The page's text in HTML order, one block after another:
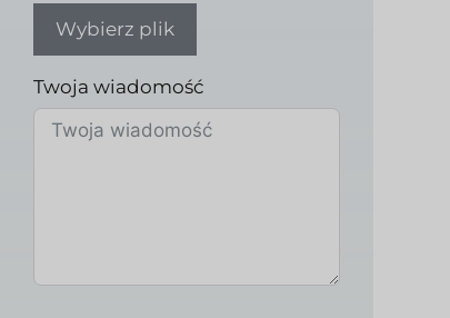
Wybierz plik
Twoja wiadomość